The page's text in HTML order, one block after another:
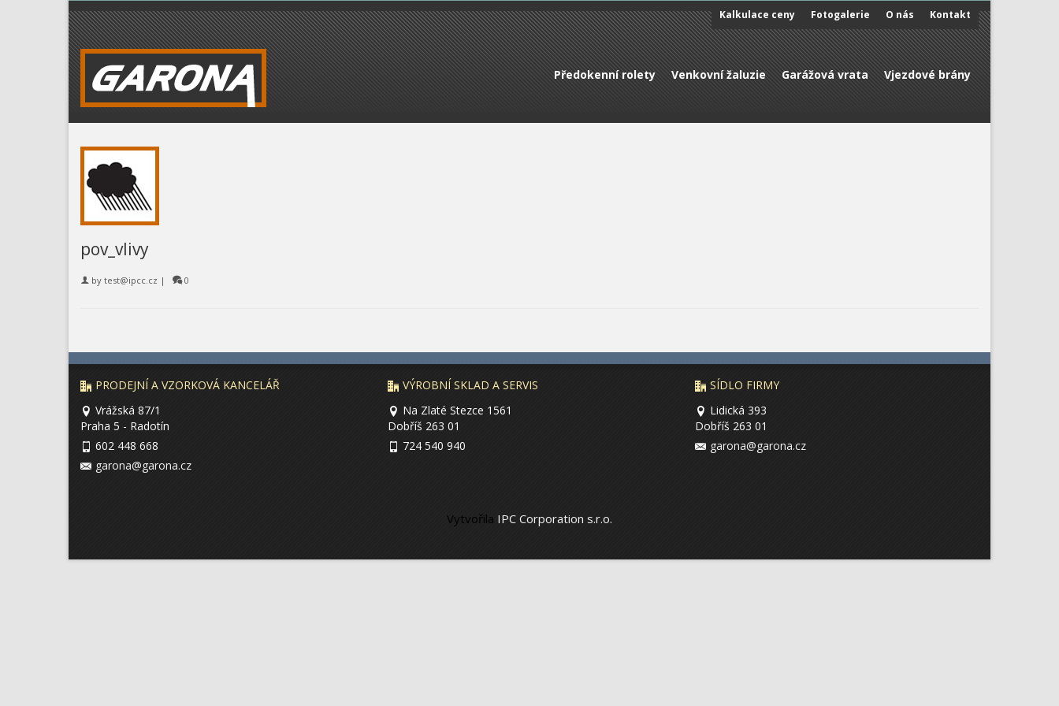
Kalkulace ceny Fotogalerie O nás Kontakt
Předokenní rolety Venkovní žaluzie Garážová vrata Vjezdové brány
pov_vlivy
by test@ipcc.cz | 0
PRODEJNÍ A VZORKOVÁ KANCELÁŘ
Vrážská 87/1
Praha 5 - Radotín
602 448 668
garona@garona.cz
VÝROBNÍ SKLAD A SERVIS
Na Zlaté Stezce 1561
Dobříš 263 01
724 540 940
SÍDLO FIRMY
Lidická 393
Dobříš 263 01
garona@garona.cz
Vytvořila IPC Corporation s.r.o.